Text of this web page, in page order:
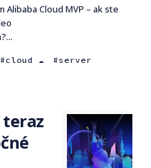
Cloud MVP – ak ste
cloud ☁️
server